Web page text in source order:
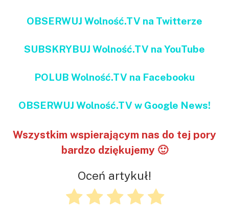
OBSERWUJ Wolność.TV na Twitterze
SUBSKRYBUJ Wolność.TV na YouTube
POLUB Wolność.TV na Facebooku
OBSERWUJ Wolność.TV w Google News!
Wszystkim wspierającym nas do tej pory
bardzo dziękujemy 🙂
Oceń artykuł!